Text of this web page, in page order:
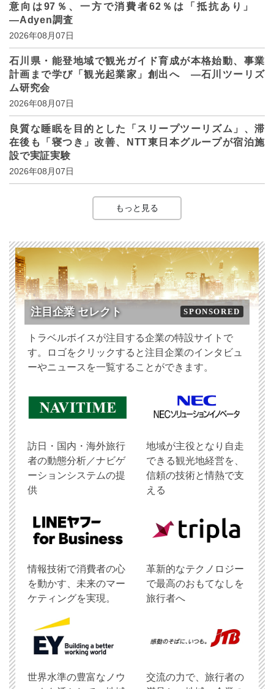
意向は97％、一方で消費者62％は「抵抗あり」
―Adyen調査
2026年08月07日
石川県・能登地域で観光ガイド育成が本格始動、事業
計画まで学び「観光起業家」創出へ ―石川ツーリズ
ム研究会
2026年08月07日
良質な睡眠を目的とした「スリープツーリズム」、滞
在後も「寝つき」改善、NTT東日本グループが宿泊施
設で実証実験
2026年08月07日
もっと見る
注目企業 セレクト SPONSORED
トラベルボイスが注目する企業の特設サイトで
す。ロゴをクリックすると注目企業のインタビュ
ーやニュースを一覧することができます。
訪日・国内・海外旅行
者の動態分析／ナビゲ
ーションシステムの提
供
地域が主役となり自走
できる観光地経営を、
信頼の技術と情熱で支
える
情報技術で消費者の心
を動かす、未来のマー
ケティングを実現。
革新的なテクノロジー
で最高のおもてなしを
旅行者へ
世界水準の豊富なノウ
交流の力で、旅行者の